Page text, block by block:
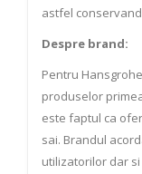
astfel
Despre brand:
Pentru
produselor
este faptul ca
sai. Brandul
utilizatorilor dar